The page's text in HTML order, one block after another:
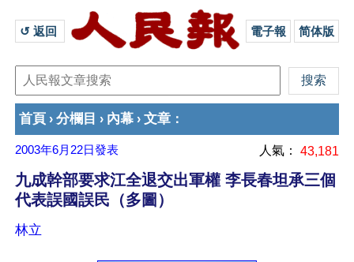
↺ 返回 電子報 简体版
首頁 › 分欄目 › 內幕 › 文章 ：
2003年6月22日發表 人氣： 43,181
九成幹部要求江全退交出軍權 李長春坦承三個
代表誤國誤民（多圖）
林立